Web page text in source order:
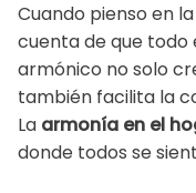
Cuando pienso en la
cuenta de que todo
armónico no solo
también facilita la
La armonía en el
donde todos se